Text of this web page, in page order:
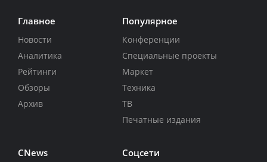
Главное
Новости
Аналитика
Рейтинги
Обзоры
Архив
Популярное
Конференции
Специальные проекты
Маркет
Техника
ТВ
Печатные издания
CNews Соцсети